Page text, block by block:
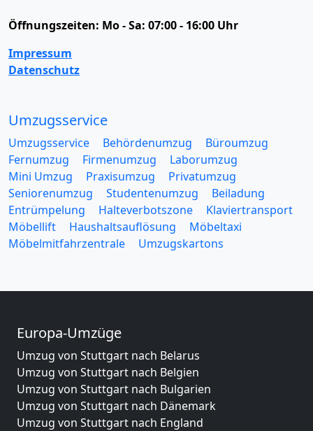
Öffnungszeiten: Mo - Sa: 07:00 - 16:00 Uhr
Impressum
Datenschutz
Umzugsservice
Umzugsservice Behördenumzug
Büroumzug
Fernumzug
Firmenumzug
Laborumzug
Mini Umzug
Praxisumzug
Privatumzug
Seniorenumzug
Studentenumzug
Beiladung
Entrümpelung
Halteverbotszone
Klaviertransport
Möbellift
Haushaltsauflösung
Möbeltaxi
Möbelmitfahrzentrale
Umzugskartons
Europa-Umzüge
Umzug von Stuttgart nach Belarus
Umzug von Stuttgart nach Belgien
Umzug von Stuttgart nach Bulgarien
Umzug von Stuttgart nach Dänemark
Umzug von Stuttgart nach England